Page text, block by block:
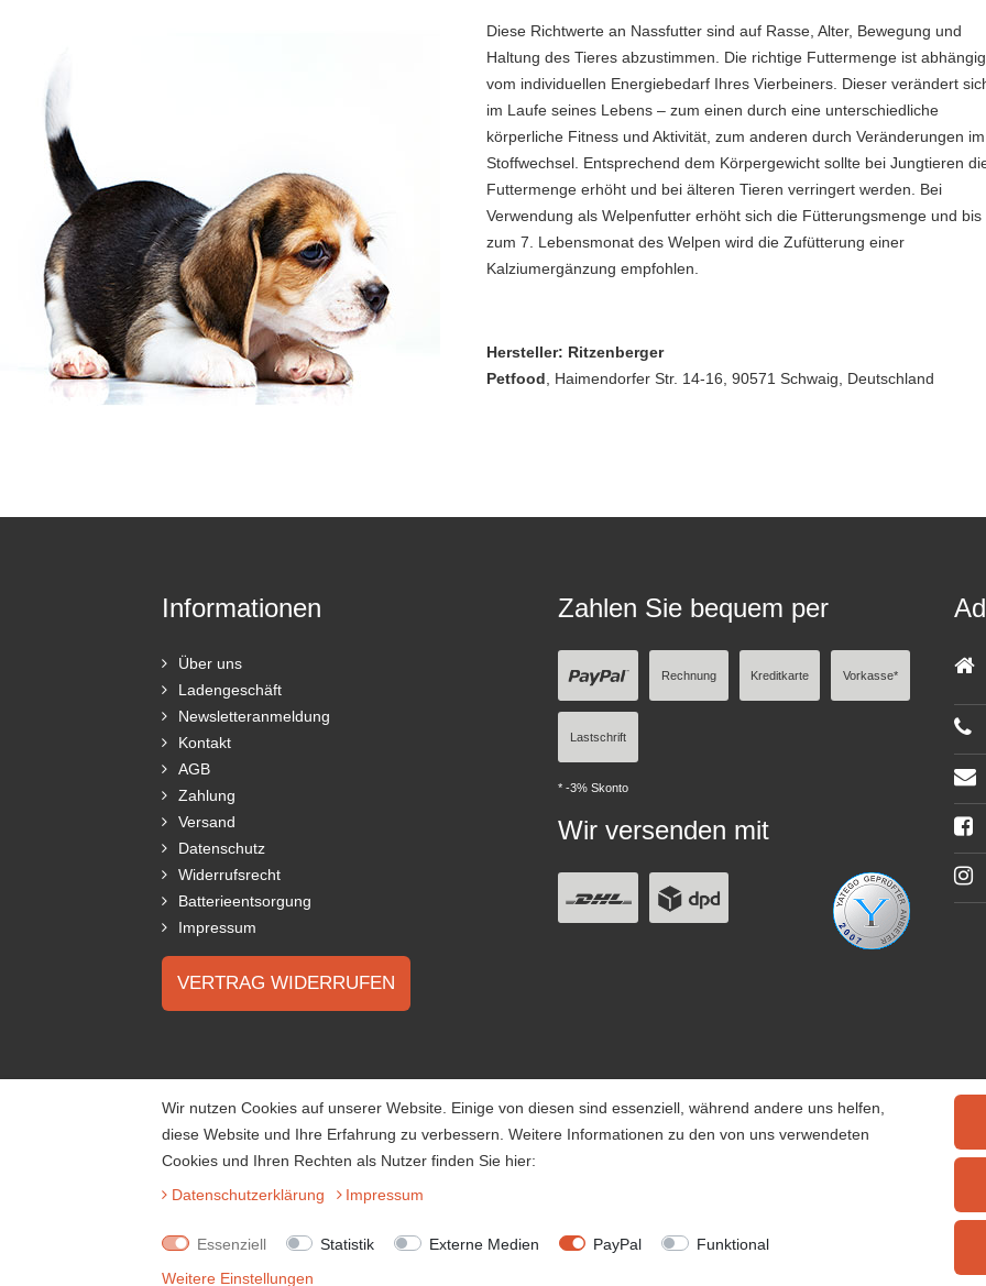
Diese Richtwerte an Nassfutter sind auf Rasse, Alter, Bewegung und
Haltung des Tieres abzustimmen. Die richtige Futtermenge ist abhängig
vom individuellen Energiebedarf Ihres Vierbeiners. Dieser verändert
im Laufe seines Lebens – zum einen durch eine unterschiedliche
körperliche Fitness und Aktivität, zum anderen durch Veränderungen im
Stoffwechsel. Entsprechend dem Körpergewicht sollte bei Jungtieren
Futtermenge erhöht und bei älteren Tieren verringert werden. Bei
Verwendung als Welpenfutter erhöht sich die Fütterungsmenge und bis
zum 7. Lebensmonat des Welpen wird die Zufütterung einer
Kalziumergänzung empfohlen.
Hersteller: Ritzenberger
Petfood , Haimendorfer Str. 14-16 , 90571 Schwaig, Deutschland
Informationen
Über uns
Ladengeschäft
Newsletteranmeldung
Kontakt
AGB
Zahlung
Versand
Datenschutz
Widerrufsrecht
Batterieentsorgung
Impressum
VERTRAG WIDERRUFEN
Zahlen Sie bequem per
Rechnung Kreditkarte Vorkasse*
Lastschrift
* -3% Skonto
Wir versenden mit
Wir nutzen Cookies auf unserer Website. Einige von diesen sind essenziell, während andere uns helfen,
diese Website und Ihre Erfahrung zu verbessern. Weitere Informationen zu den von uns verwendeten
Cookies und Ihren Rechten als Nutzer finden Sie hier:
Daten­schutz­erklärung
Impressum
Essenziell Statistik Externe Medien PayPal
Funktional
Weitere Einstellungen